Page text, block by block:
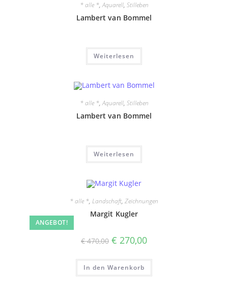
* alle *,Aquarell, Stilleben
Lambert van Bommel
Weiterlesen
* alle *,Aquarell, Stilleben
Lambert van Bommel
Weiterlesen
ANGEBOT!
* alle *, Landschaft, Zeichnungen
Margit Kugler
€470,00 Ursprünglicher
Preis
€ 470,00
€ 270,00Aktueller
€ 270,00.
In den Warenkorb